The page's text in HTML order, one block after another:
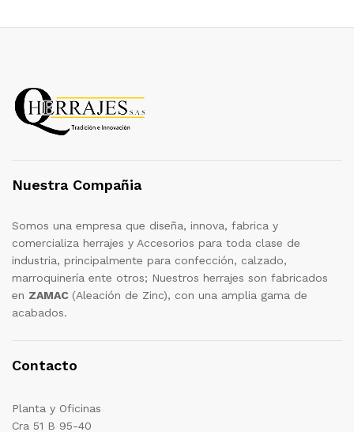
Nuestra Compañia
Somos una empresa que diseña, innova, fabrica y
comercializa herrajes y Accesorios para toda clase de
industria, principalmente para confección, calzado,
marroquinería ente otros; Nuestros herrajes son fabricados
en ZAMAC (Aleación de Zinc), con una amplia gama de
acabados.
Contacto
Planta y Oficinas
Cra 51 B 95-40